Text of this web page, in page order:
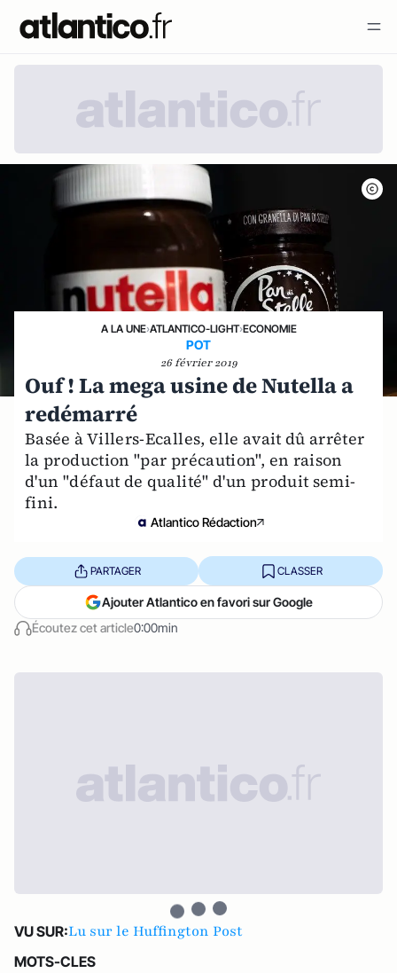
A LA UNE›ATLANTICO-LIGHT›ECONOMIE
POT
26 février 2019
Ouf ! La mega usine de Nutella a
redémarré
Basée à Villers-Ecalles, elle avait dû arrêter
la production "par précaution", en raison
d'un "défaut de qualité" d'un produit semi-
fini.
Atlantico Rédaction
Écoutez cet article0:00min
PARTAGER CLASSER
Ajouter Atlantico en favori sur Google
VU SUR:Lu sur le Huffington Post
MOTS-CLES